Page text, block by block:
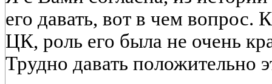
его давать, вот в чем вопрос.
ЦК, роль его была не очень
Трудно давать положительно